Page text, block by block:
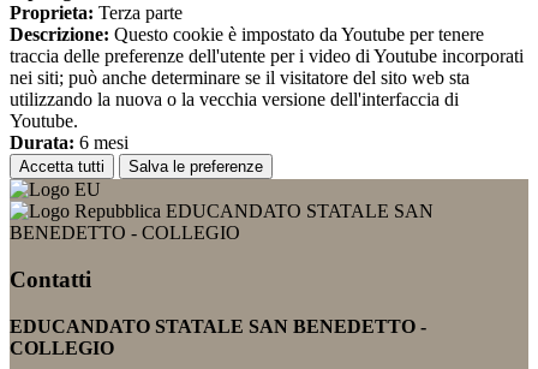
Proprieta: Terza parte
Descrizione: Questo cookie è impostato da Youtube per tenere
traccia delle preferenze dell'utente per i video di Youtube incorporati
nei siti; può anche determinare se il visitatore del sito web sta
utilizzando la nuova o la vecchia versione dell'interfaccia di
Youtube.
Durata: 6 mesi
Accetta tutti Salva le preferenze
EDUCANDATO STATALE SAN
BENEDETTO - COLLEGIO
Contatti
EDUCANDATO STATALE SAN BENEDETTO -
COLLEGIO